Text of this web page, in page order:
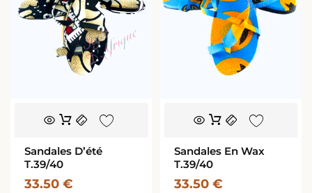
Sandales D’été
T.39/40
33.50 €
Sandales En Wax
T.39/40
33.50 €